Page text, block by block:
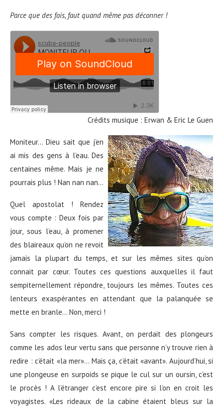
Parce que des fois, faut quand même pas déconner !
Crédits musique : Erwan & Eric Le Guen
Moniteur… Dieu sait que j’en
ai mis des gens à l’eau. Des
centaines même. Mais je ne
pourrais plus ! Nan nan nan…
Quel apostolat ! Rendez
vous compte : Deux fois par
jour, sous l’eau, à promener
des blaireaux qu’on ne revoit
jamais la plupart du temps, et sur les mêmes sites qu’on
connait par cœur. Toutes ces questions auxquelles il faut
sempiternellement répondre, toujours les mêmes. Toutes ces
lenteurs exaspérantes en attendant que la palanquée se
mette en branle… Non, merci !
Sans compter les risques. Avant, on perdait des plongeurs
comme les ados leur vertu sans que personne n’y trouve rien à
redire : c’était «la mer»… Mais ça, c’était «avant». Aujourd’hui, si
une plongeuse en surpoids se pique le cul sur un oursin, c’est
le procès ! A l’étranger c’est encore pire si l’on en croit les
voyagistes. «Les rideaux de la cabine étaient bleus sur la